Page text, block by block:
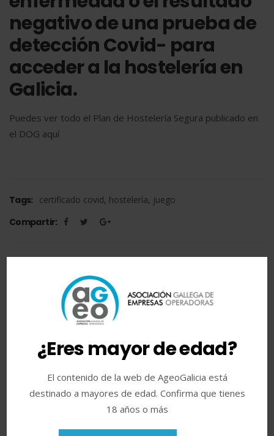
¿Eres mayor de edad?
El contenido de la web de AgeoGalicia está
destinado a mayores de edad. Confirma que tienes
18 años o más
negativo de una prueba de
detección Covid- para
acceder a la hostelería en
Galicia.
Puedes ver todo el Plan de Hostelería Segura publicado en
el DOG aquí
Tags: certificado covid, hostelería, juego
Compartir:
Post anterior
hostelería en Galicia si lo apoya la
Siguiente post